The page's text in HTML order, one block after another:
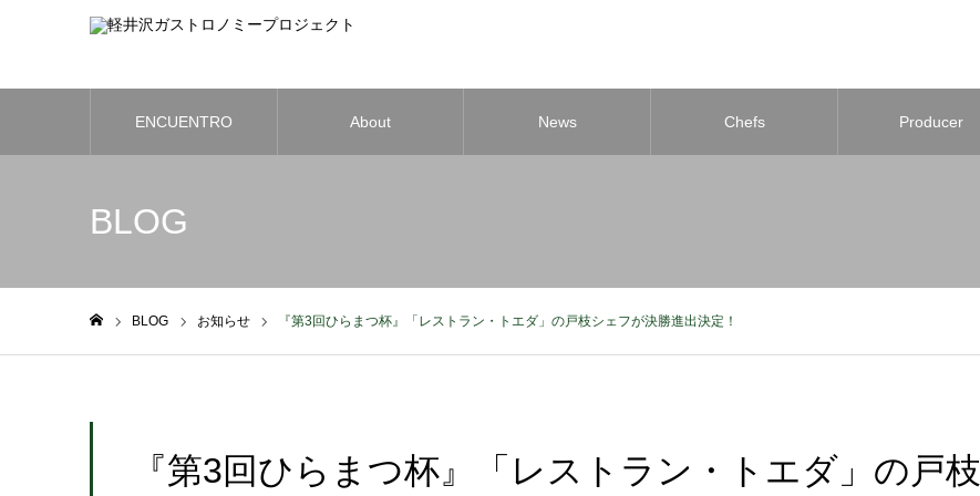
ENCUENTRO About News Chefs Producer
BLOG
BLOG お知らせ 『第3回ひらまつ杯』「レストラン・トエダ」の戸枝シェフが決勝進出決定！
『第3回ひらまつ杯』「レストラン・トエダ」の戸枝